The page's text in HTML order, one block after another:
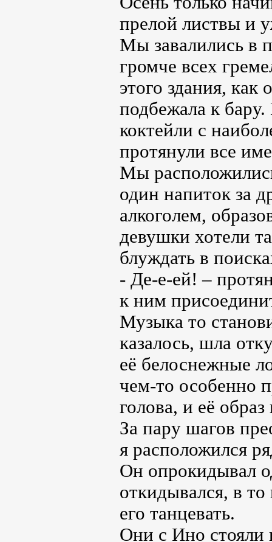
прелой листвы и
Мы завалились в
громче всех
этого здания, как
подбежала к
коктейли с
протянули все
Мы
один напиток за
алкоголем,
девушки хотели
блуждать в
- Де-е-ей! –
к ним
Музыка то
казалось, шла
её белоснежные
чем-то особенно
голова, и её
За пару шагов
я расположился
Он опрокидывал
откидывался, в
его танцевать.
Они с Ино стояли